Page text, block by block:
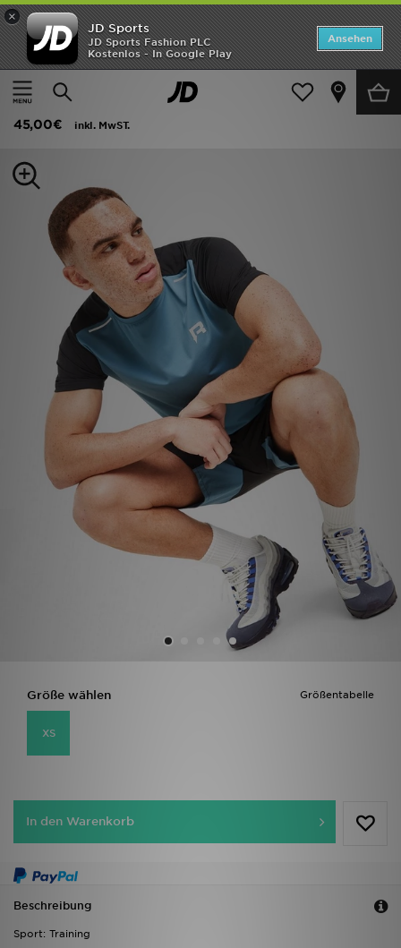
×
JD Sports
JD Sports Fashion PLC
Kostenlos - In Google Play
Ansehen
Home
Herren Herrenbekleidung T-Shirts und Tanktops
Reprimo Flight T-Shirt
45,00€
inkl. MwST.
Größentabelle
Größe wählen
XS
In den Warenkorb
Beschreibung
Sport: Training
ANGEBOTE
Neuheiten
Kinder
Bestsellers
Lade die APP
Mein JD
Hilfe & Kontakt